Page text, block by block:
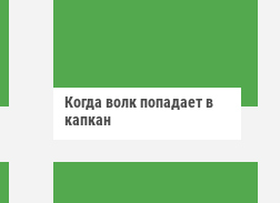
Когда волк попадает в
капкан